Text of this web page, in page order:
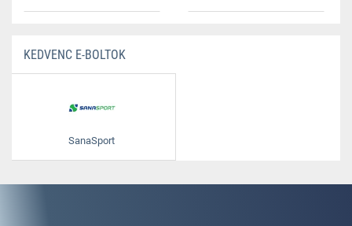
KEDVENC E-BOLTOK
SanaSport